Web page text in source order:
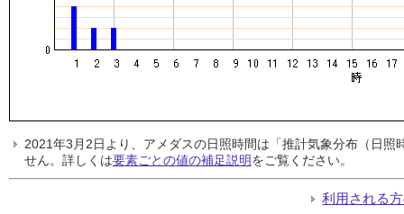
2021年3月2日より、アメダスの日照時間は「推計気象分布（日
せん。詳しくは要素ごとの値の補足説明をご覧ください。
利用される